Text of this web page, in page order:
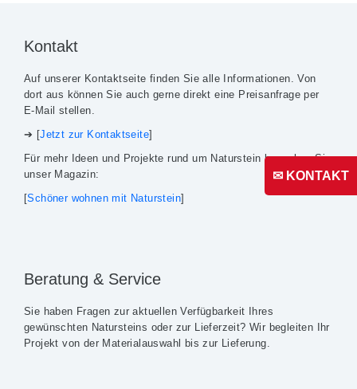
Kontakt
Auf unserer Kontaktseite finden Sie alle Informationen. Von
dort aus können Sie auch gerne direkt eine Preisanfrage per
E-Mail stellen.
➔ [Jetzt zur Kontaktseite]
Für mehr Ideen und Projekte rund um Naturstein besuchen Sie
unser Magazin:
[Schöner wohnen mit Naturstein]
Beratung & Service
Sie haben Fragen zur aktuellen Verfügbarkeit Ihres
gewünschten Natursteins oder zur Lieferzeit? Wir begleiten Ihr
Projekt von der Materialauswahl bis zur Lieferung.
✉ KONTAKT